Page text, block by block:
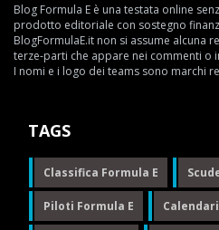
Blog Formula E è una testata online
prodotto editoriale con sostegno
BlogFormulaE.it non si assume alcuna
terze-parti che appare nei commenti o
I nomi e i logo dei teams sono marchi
TAGS
Classifica Formula E
Piloti Formula E